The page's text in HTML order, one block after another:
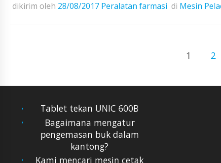
dikirim oleh 28/08/2017 Peralatan farmasi di Mesin
1 2
Tablet tekan UNIC 600B
Bagaimana mengatur
pengemasan buk dalam
kantong?
Kami mencari mesin cetak